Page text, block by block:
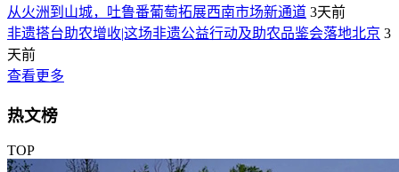
从火洲到山城，吐鲁番葡萄拓展西南市场新通道 3天前
非遗搭台助农增收|这场非遗公益行动及助农品鉴会落地北京 3
天前
查看更多
热文榜
TOP